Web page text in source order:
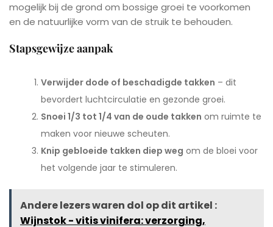
mogelijk bij de grond om bossige groei te voorkomen
en de natuurlijke vorm van de struik te behouden.
Stapsgewijze aanpak
Verwijder dode of beschadigde takken – dit
bevordert luchtcirculatie en gezonde groei.
Snoei 1/3 tot 1/4 van de oude takken om ruimte te
maken voor nieuwe scheuten.
Knip gebloeide takken diep weg om de bloei voor
het volgende jaar te stimuleren.
Andere lezers waren dol op dit artikel :
Wijnstok - vitis vinifera: verzorging,